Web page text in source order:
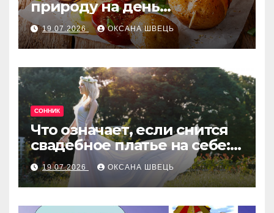
природу на день
рождения: лучшие идеи
меню
19.07.2026 ОКСАНА ШВЕЦЬ
СОННИК
Что означает, если снится
свадебное платье на себе:
толкование сна
19.07.2026 ОКСАНА ШВЕЦЬ